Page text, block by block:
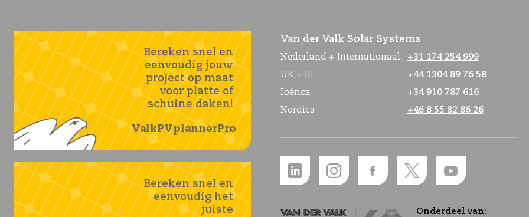
Bereken snel en
eenvoudig jouw
project op maat
voor platte of
schuine daken!
ValkPVplannerPro
Bereken snel en
eenvoudig het
juiste
Van der Valk Solar Systems
Nederland + Internationaal
+31 174 254 999
UK + IE
+44 1304 89 76 58
Ibérica
+34 910 787 616
Nordics
+46 8 55 82 86 26
Onderdeel van: